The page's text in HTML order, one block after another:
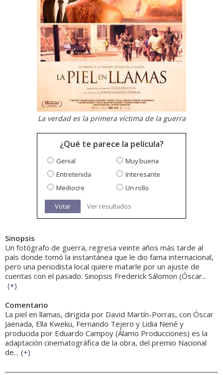
La verdad es la primera víctima de la guerra
¿Qué te parece la película?
Genial
Muy buena
Entretenida
Interesante
Mediocre
Un rollo
Votar Ver resultados
Sinopsis
Un fotógrafo de guerra, regresa veinte años más tarde al
país donde tomó la instantánea que le dio fama internacional,
pero una periodista local quiere matarle por un ajuste de
cuentas con el pasado. Sinopsis Frederick Sálomon (Óscar...
(+)
Comentario
La piel en llamas, dirigida por David Martín-Porras, con Óscar
Jaenada, Ella Kweku, Fernando Tejero y Lidia Nené y
producida por Eduardo Campoy (Álamo Producciones) es la
adaptación cinematográfica de la obra, del premio Nacional
de... (+)